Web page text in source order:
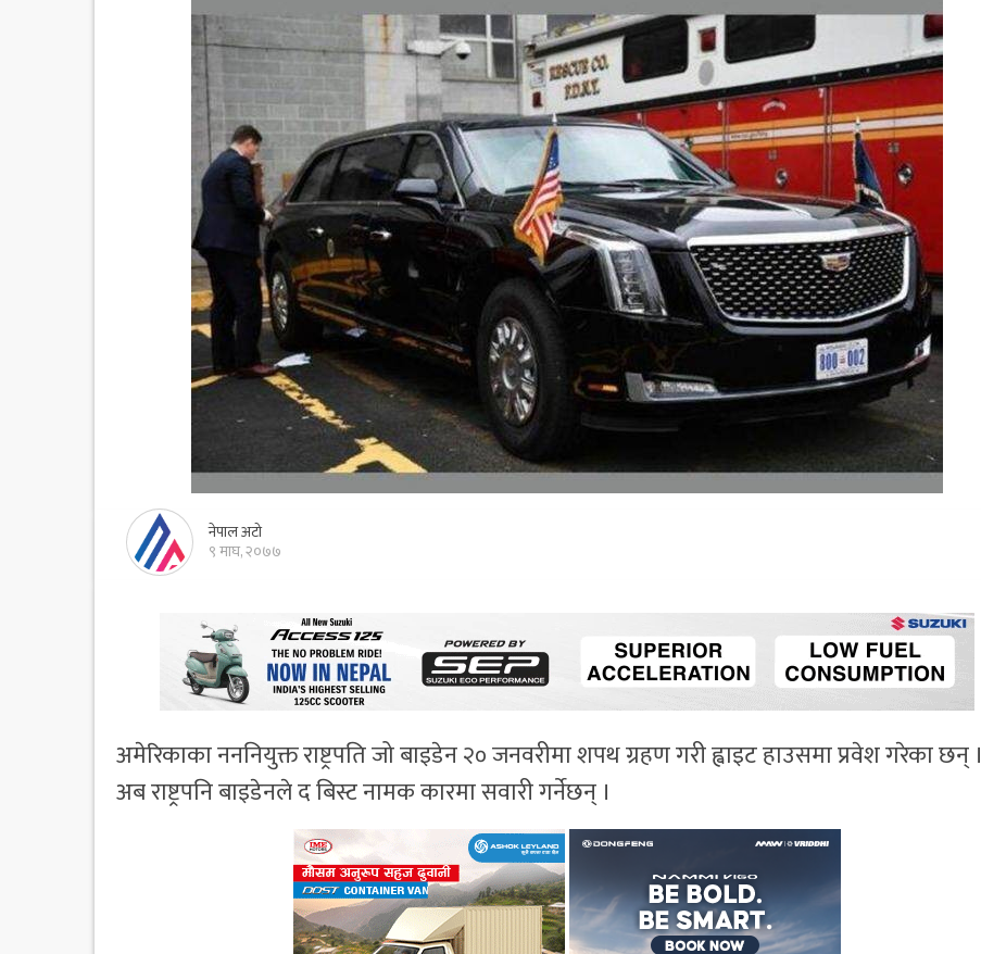
नेपाल अटो
९ माघ, २०७७
अमेरिकाका नननियुक्त राष्ट्रपति जो बाइडेन २० जनवरीमा शपथ ग्रहण गरी ह्वाइट हाउसमा प्रवेश गरेका छन् ।
अब राष्ट्रपनि बाइडेनले द बिस्ट नामक कारमा सवारी गर्नेछन् ।